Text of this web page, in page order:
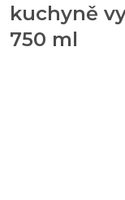
kuchyně
750 ml